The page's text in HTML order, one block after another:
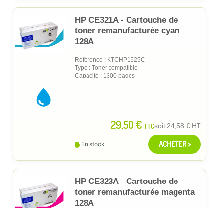
HP CE321A - Cartouche de
toner remanufacturée cyan
128A
Référence : KTCHP1525C
Type : Toner compatible
Capacité : 1300 pages
29,50 € TTCsoit24,58 € HT
En stock ACHETER >
HP CE323A - Cartouche de
toner remanufacturée magenta
128A